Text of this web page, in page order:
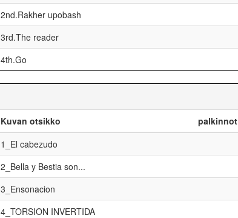
2nd.Rakher upobash
3rd.The reader
4th.Go
Kuvan otsikko
palkinnot
1_El cabezudo
2_Bella y Bestia son...
3_Ensonacion
4_TORSION INVERTIDA